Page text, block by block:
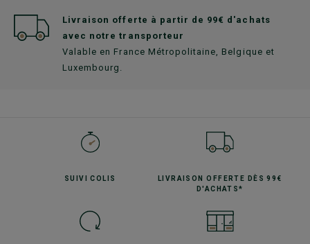
Livraison offerte à partir de 99€ d'achats
avec notre transporteur
Valable en France Métropolitaine, Belgique et
Luxembourg.
SUIVICOLIS LIVRAISON OFFERTE
DÈS 99€
D'ACHATS*